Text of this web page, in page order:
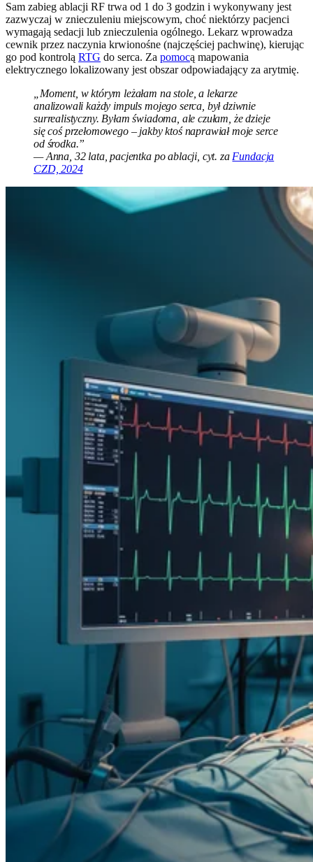
Sam zabieg ablacji RF trwa od 1 do 3 godzin i wykonywany jest
zazwyczaj w znieczuleniu miejscowym, choć niektórzy pacjenci
wymagają sedacji lub znieczulenia ogólnego. Lekarz wprowadza
cewnik przez naczynia krwionośne (najczęściej pachwinę), kierując
go pod kontrolą RTG do serca. Za pomocą mapowania
elektrycznego lokalizowany jest obszar odpowiadający za arytmię.
„Moment, w którym leżałam na stole, a lekarze
analizowali każdy impuls mojego serca, był dziwnie
surrealistyczny. Byłam świadoma, ale czułam, że dzieje
się coś przełomowego – jakby ktoś naprawiał moje serce
od środka.”
— Anna, 32 lata, pacjentka po ablacji, cyt. za Fundacja
CZD, 2024